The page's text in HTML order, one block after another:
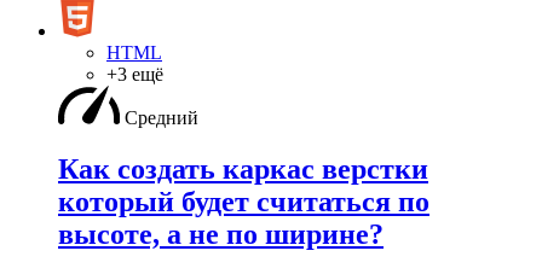
HTML
+3 ещё
Средний
Как создать каркас верстки
который будет считаться по
высоте, а не по ширине?